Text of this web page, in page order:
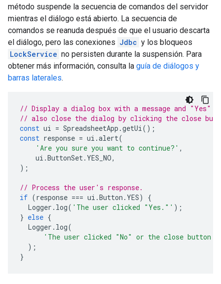
método suspende la secuencia de comandos del servidor
mientras el diálogo está abierto. La secuencia de
comandos se reanuda después de que el usuario descarta
el diálogo, pero las conexiones Jdbc y los bloqueos
LockService no persisten durante la suspensión. Para
obtener más información, consulta la guía de diálogos y
barras laterales.
// Display a dialog box with a message and "Yes"
// also close the dialog by clicking the close
const ui = SpreadsheetApp .getUi();
const response = ui .alert(
'Are you sure you want to continue?' ,
ui .ButtonSet. YES_NO,
);
// Process the user's response.
if (response === ui .Button . YES)
{
Logger . log( 'The user clicked "Yes."' );
} else {
Logger . log(
'The user clicked "No" or the close
);
}